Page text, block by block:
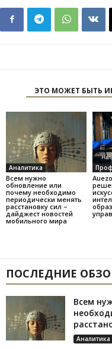
ЭТО МОЖЕТ БЫТЬ
Аналитика
Всем нужно
обновление или
почему необходимо
периодически менять
расстановку сил –
дайджест новостей
мобильного мира
ПОСЛЕДНИЕ
Всем
Аналитика